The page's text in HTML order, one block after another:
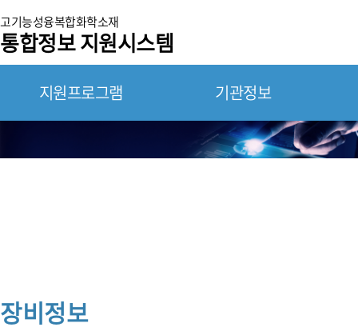
고기능성융복합화학소재
통합정보 지원시스템
지원프로그램 기관정보
장비정보